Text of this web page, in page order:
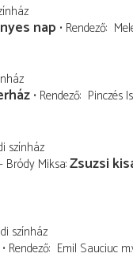
nap Rendező
Rendező Pinczés
színház
Bródy Miksa Zsuzsi
színház
Rendező Emil Sauciuc